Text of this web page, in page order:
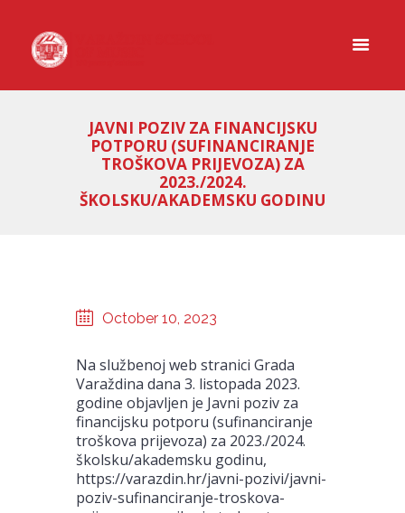
JAVNI POZIV ZA FINANCIJSKU
POTPORU (SUFINANCIRANJE
TROŠKOVA PRIJEVOZA) ZA
2023./2024.
ŠKOLSKU/AKADEMSKU GODINU
October 10, 2023
Na službenoj web stranici Grada
Varaždina dana 3. listopada 2023.
godine objavljen je Javni poziv za
financijsku potporu (sufinanciranje
troškova prijevoza) za 2023./2024.
školsku/akademsku godinu,
https://varazdin.hr/javni-pozivi/javni-
poziv-sufinanciranje-troskova-